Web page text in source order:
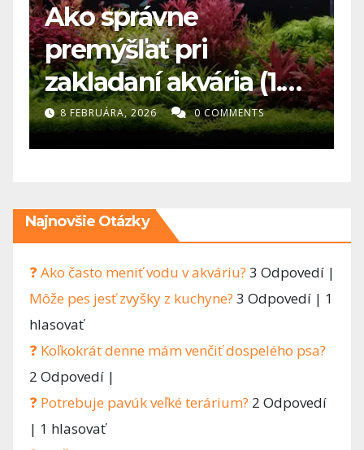
pri
akvária (1.
chyba
Človek
2026 0 COMMENTS
Kam
akvárium
dome –
ktoré
2 FEBRUÁRA, 2026
Najnovšie Otázky
❓ Ako často meniť vodu v akváriu? 3 Odpovedí |
Môže pes jesť zvyšky z kuchyne? 3 Odpovedí | 1
hlasovať
❓ Koľkokrát denne mám venčiť dospelého psa?
2 Odpovedí |
❓ Potrebuje pavúk veľké terárium? 2 Odpovedí
| 1 hlasovať